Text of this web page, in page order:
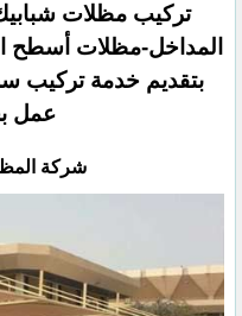
تركيب مظلات
المداخل-مظلات أسطح
بتقديم خدمة تركيب
عمل
شركة